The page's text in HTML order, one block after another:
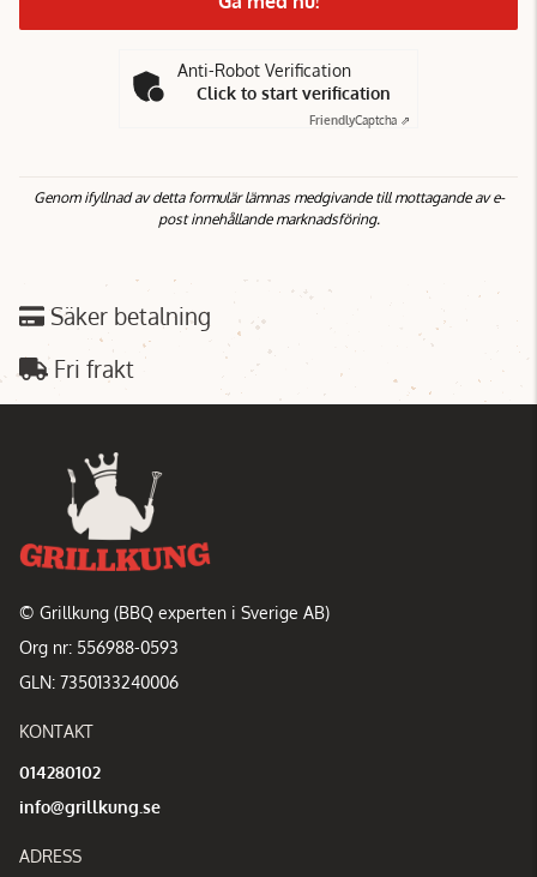
Anti-Robot Verification
Click to start verification
FriendlyCaptcha ⇗
Genom ifyllnad av detta formulär lämnas medgivande till mottagande av e-
post innehållande marknadsföring.
Säker betalning
Fri frakt
© Grillkung (BBQ experten i Sverige AB)
Org nr: 556988-0593
GLN: 7350133240006
KONTAKT
014280102
info@grillkung.se
ADRESS